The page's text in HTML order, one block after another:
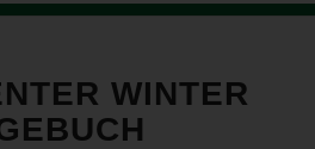
WINTER